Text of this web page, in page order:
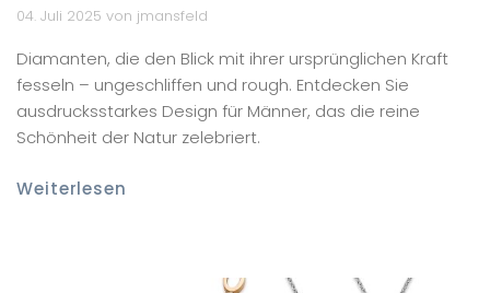
04. Juli 2025 von jmansfeld
Diamanten, die den Blick mit ihrer ursprünglichen Kraft
fesseln – ungeschliffen und rough. Entdecken Sie
ausdrucksstarkes Design für Männer, das die reine
Schönheit der Natur zelebriert.
Weiterlesen